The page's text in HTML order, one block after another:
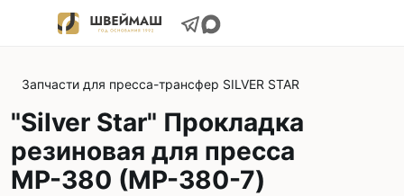
Запчасти для пресса-трансфер SILVER STAR
"Silver Star" Прокладка
резиновая для пресса
МР-380 (MP-380-7)